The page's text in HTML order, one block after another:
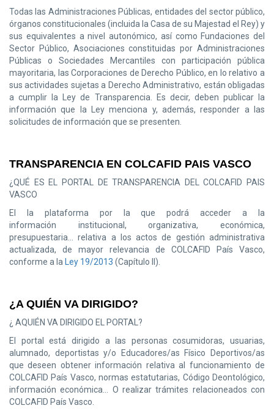
Todas las Administraciones Públicas, entidades del sector público,
órganos constitucionales (incluida la Casa de su Majestad el Rey) y
sus equivalentes a nivel autonómico, así como Fundaciones del
Sector Público, Asociaciones constituidas por Administraciones
Públicas o Sociedades Mercantiles con participación pública
mayoritaria, las Corporaciones de Derecho Público, en lo relativo a
sus actividades sujetas a Derecho Administrativo, están obligadas
a cumplir la Ley de Transparencia. Es decir, deben publicar la
información que la Ley menciona y, además, responder a las
solicitudes de información que se presenten.
TRANSPARENCIA EN COLCAFID PAIS VASCO
¿QUÉ ES EL PORTAL DE TRANSPARENCIA DEL COLCAFID PAIS
VASCO
El la plataforma por la que podrá acceder a la
información institucional, organizativa, económica,
presupuestaria... relativa a los actos de gestión administrativa
actualizada, de mayor relevancia de COLCAFID País Vasco,
conforme a la
Ley 19/2013 (Capítulo II).
¿A QUIÉN VA DIRIGIDO?
¿ AQUIÉN VA DIRIGIDO EL PORTAL?
El portal está dirigido a las personas cosumidoras, usuarias,
alumnado, deportistas y/o Educadores/as Físico Deportivos/as
que deseen obtener información relativa al funcionamiento de
COLCAFID País Vasco, normas estatutarias, Código Deontológico,
información económica... O realizar trámites relacioneados con
COLCAFID País Vasco.